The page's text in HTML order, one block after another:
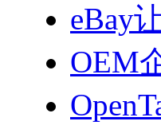
eBay
OEM